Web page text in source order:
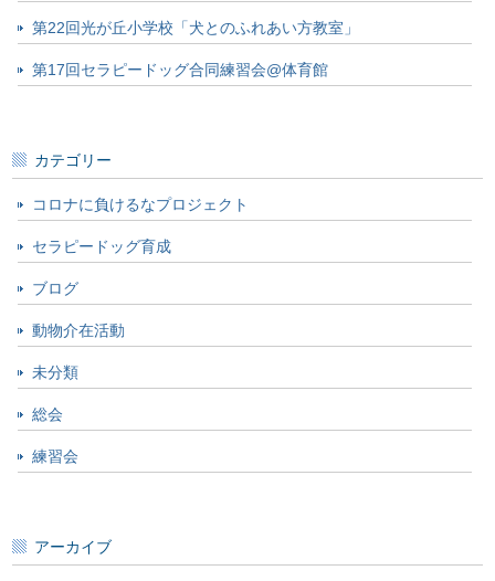
第22回光が丘小学校「犬とのふれあい方教室」
第17回セラピードッグ合同練習会@体育館
カテゴリー
コロナに負けるなプロジェクト
セラピードッグ育成
ブログ
動物介在活動
未分類
総会
練習会
アーカイブ